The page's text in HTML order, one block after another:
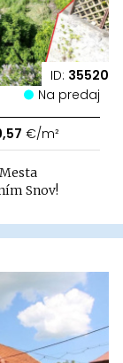
ID: 35520
Na predaj
€/m²
Snov!